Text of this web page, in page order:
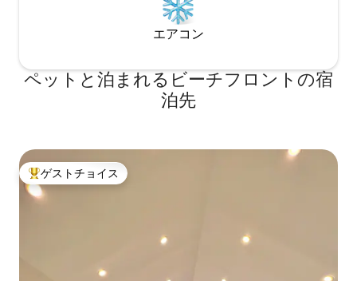
エアコン
ペットと泊まれるビーチフロントの宿
泊先
大好評のゲストチョイスです。
ゲストチョイス